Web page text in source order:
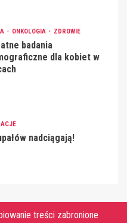
ONKOLOGIA ZDROWIE
badania
dla kobiet w
nadciągają!
treści zabronione